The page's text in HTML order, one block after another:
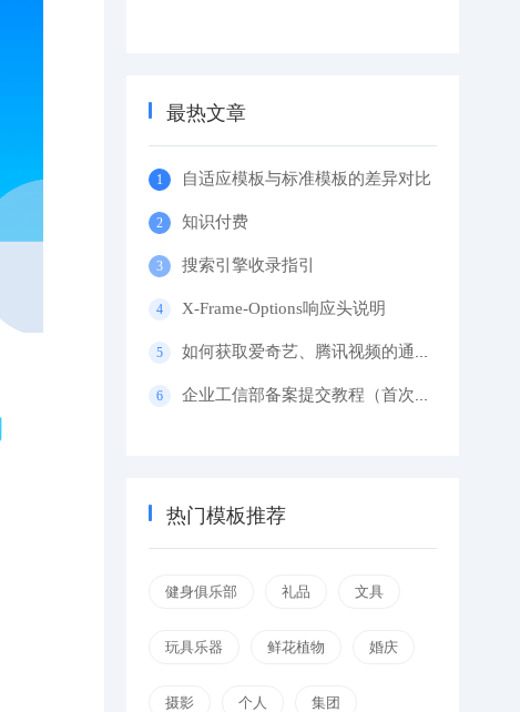
最热文章
自适应模板与标准模板的差异对比
知识付费
搜索引擎收录指引
X-Frame-Options响应头说明
如何获取爱奇艺、腾讯视频的通用代码？
企业工信部备案提交教程（首次备案）
热门模板推荐
健身俱乐部 礼品 文具
玩具乐器 鲜花植物 婚庆
摄影 个人 集团